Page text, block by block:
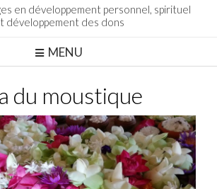
en développement personnel, spirituel
développement des dons
MENU
du moustique